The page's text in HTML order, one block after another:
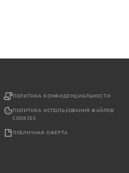
ПОЛИТИКА КОНФИДЕНЦИАЛЬНОСТИ
ПОЛИТИКА ИСПОЛЬЗОВАНИЯ ФАЙЛОВ
COOKIES
ПУБЛИЧНАЯ ОФЕРТА